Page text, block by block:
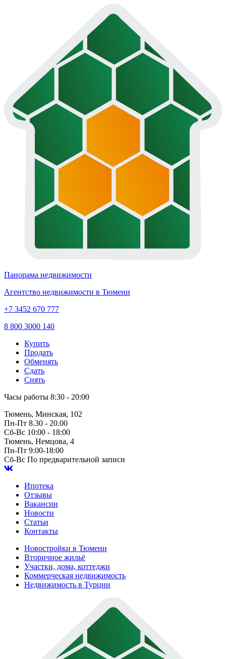
Панорама недвижимости
Агентство недвижимости в Тюмени
+7 3452 670 777
8 800 3000 140
Купить
Продать
Обменять
Сдать
Снять
Часы работы 8:30 - 20:00
Тюмень, Минская, 102
Пн-Пт 8.30 - 20.00
Сб-Вс 10:00 - 18:00
Тюмень, Немцова, 4
Пн-Пт 9:00-18:00
Сб-Вс По предварительной записи
Ипотека
Отзывы
Вакансии
Новости
Статьи
Контакты
Новостройки в Тюмени
Вторичное жильё
Участки, дома, коттеджи
Коммерческая недвижимость
Недвижимость в Турции